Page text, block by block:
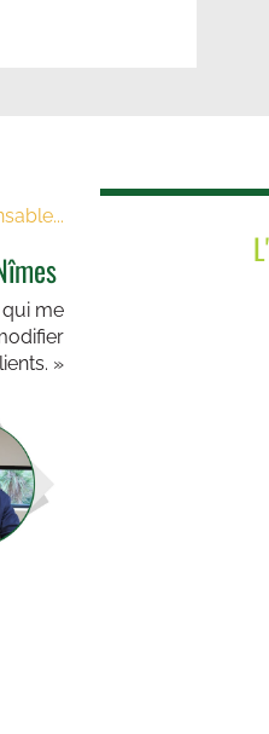
me
»